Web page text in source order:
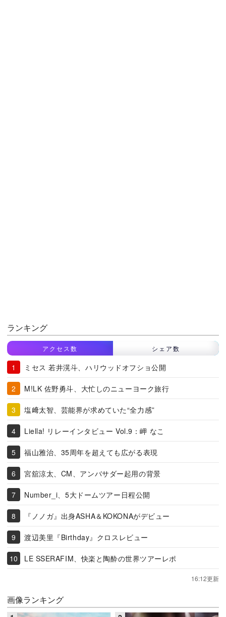
ランキング
アクセス数 シェア数
ミセス 若井滉斗、ハリウッドオフショ公開
M!LK 佐野勇斗、大忙しのニューヨーク旅行
塩﨑太智、芸能界が求めていた“全力感”
Liella! リレーインタビュー Vol.9：岬 なこ
福山雅治、35周年を超えても広がる表現
宮舘涼太、CM、アンバサダー起用の背景
Number_i、5大ドームツアー日程公開
『ノノガ』出身ASHA＆KOKONAがデビュー
渡辺美里『Birthday』クロスレビュー
LE SSERAFIM、快楽と陶酔の世界ツアーレポ
16:12更新
画像ランキング